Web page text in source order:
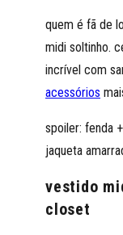
quem é fã de
midi soltinho.
incrível com
acessórios
spoiler: fenda
jaqueta
vestido
closet